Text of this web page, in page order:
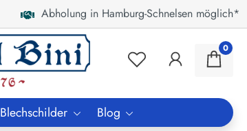
Abholung in Hamburg-Schnelsen möglich*
0
Blechschilder Blog